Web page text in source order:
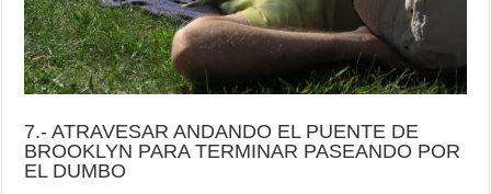
7.- ATRAVESAR ANDANDO EL PUENTE DE
BROOKLYN PARA TERMINAR PASEANDO POR
EL DUMBO